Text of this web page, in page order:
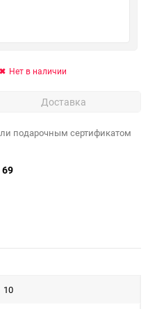
Нет в наличии
Доставка
подарочным сертификатом
69
10